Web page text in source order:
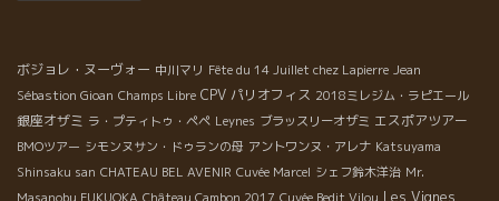
ボジョレ・ヌーヴォー 中川マリ Fête du 14 Juillet chez Lapierre Jean
Sébastion Gioan Champs Libre CPV パリオフィス 2018ミレジム・ラピエール
銀座オザミ ラ・プティトゥ・ペペ Leynes ブラッスリーオザミ エスポアツアー
BMOツアー シモンヌサン・ドゥランの母 アントワンヌ・アレナ Katsuyama
Shinsaku san CHATEAU BEL AVENIR Cuvée Marcel シェフ鈴木洋治 Mr.
Les Vignes